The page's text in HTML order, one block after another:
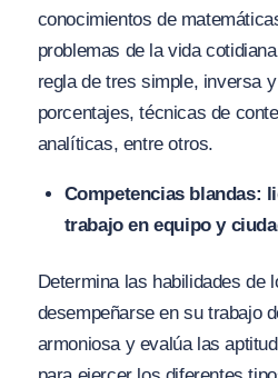
conocimientos de
problemas de la vida
regla de tres simple, inversa
porcentajes, técnicas de
analíticas, entre otros.
Competencias blandas:
trabajo en equipo y
Determina las habilidades de
desempeñarse en su trabajo
armoniosa y evalúa las